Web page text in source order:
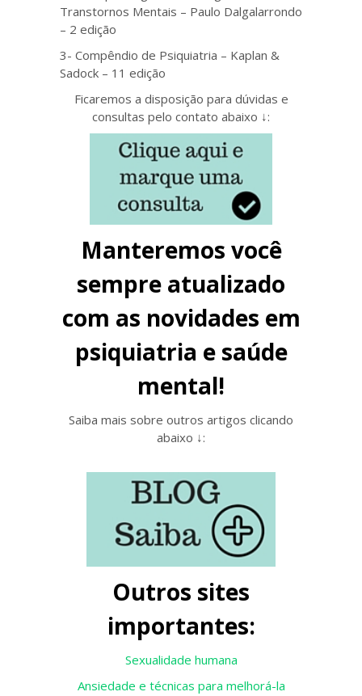
Transtornos Mentais – Paulo Dalgalarrondo
– 2 edição
3- Compêndio de Psiquiatria – Kaplan &
Sadock – 11 edição
Ficaremos a disposição para dúvidas e
consultas pelo contato abaixo ↓:
Manteremos você
sempre atualizado
com as novidades em
psiquiatria e saúde
mental!
Saiba mais sobre outros artigos clicando
abaixo ↓:
Outros sites
importantes:
Sexualidade humana
Ansiedade e técnicas para melhorá-la